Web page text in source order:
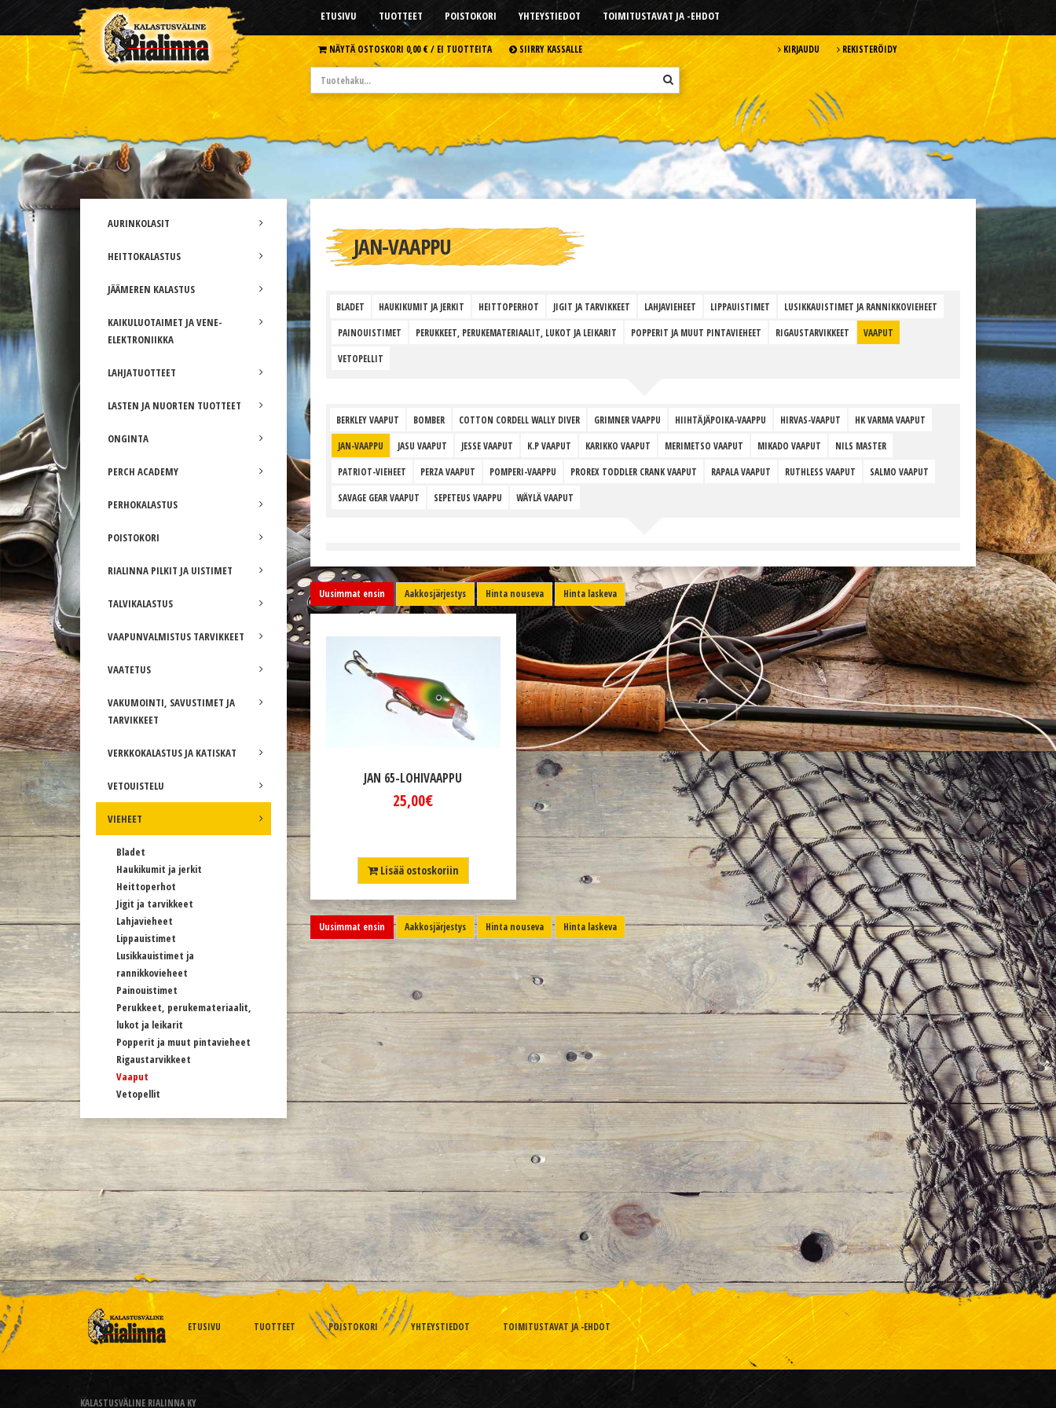
ETUSIVU TUOTTEET POISTOKORI YHTEYSTIEDOT TOIMITUSTAVAT JA -EHDOT
NÄYTÄ OSTOSKORI 0,00 € /EI TUOTTEITA SIIRRY KASSALLE KIRJAUDU REKISTERÖIDY
AURINKOLASIT
HEITTOKALASTUS
JÄÄMEREN KALASTUS
KAIKULUOTAIMET JA VENE-
ELEKTRONIIKKA
LAHJATUOTTEET
LASTEN JA NUORTEN TUOTTEET
ONGINTA
PERCH ACADEMY
PERHOKALASTUS
POISTOKORI
RIALINNA PILKIT JA UISTIMET
TALVIKALASTUS
VAAPUNVALMISTUS TARVIKKEET
VAATETUS
VAKUMOINTI, SAVUSTIMET JA
TARVIKKEET
VERKKOKALASTUS JA KATISKAT
VETOUISTELU
VIEHEET
Bladet
Haukikumit ja jerkit
Heittoperhot
Jigit ja tarvikkeet
Lahjavieheet
Lippauistimet
Lusikkauistimet ja
rannikkovieheet
Painouistimet
Perukkeet, perukemateriaalit,
lukot ja leikarit
Popperit ja muut pintavieheet
Rigaustarvikkeet
Vaaput
Vetopellit
JAN-VAAPPU
BLADET HAUKIKUMIT JA JERKIT HEITTOPERHOT JIGIT JA TARVIKKEET LAHJAVIEHEET LIPPAUISTIMET LUSIKKAUISTIMET JA RANNIKKOVIEHEET
PAINOUISTIMET PERUKKEET, PERUKEMATERIAALIT, LUKOT JA LEIKARIT POPPERIT JA MUUT PINTAVIEHEET RIGAUSTARVIKKEET VAAPUT
VETOPELLIT
BERKLEY VAAPUT BOMBER COTTON CORDELL WALLY DIVER GRIMNER VAAPPU HIIHTÄJÄPOIKA-VAAPPU HIRVAS-VAAPUT HK VARMA VAAPUT
JAN-VAAPPU JASU VAAPUT JESSE VAAPUT K.P VAAPUT KARIKKO VAAPUT MERIMETSO VAAPUT MIKADO VAAPUT NILS MASTER
PATRIOT-VIEHEET PERZA VAAPUT POMPERI-VAAPPU PROREX TODDLER CRANK VAAPUT RAPALA VAAPUT RUTHLESS VAAPUT SALMO VAAPUT
SAVAGE GEAR VAAPUT SEPETEUS VAAPPU WÄYLÄ VAAPUT
Uusimmat ensin Aakkosjärjestys Hinta nouseva Hinta laskeva
JAN 65-LOHIVAAPPU
25,00€
Lisää ostoskoriin
Uusimmat ensin Aakkosjärjestys Hinta nouseva Hinta laskeva
ETUSIVU TUOTTEET POISTOKORI YHTEYSTIEDOT TOIMITUSTAVAT JA -EHDOT
KALASTUSVÄLINE RIALINNA KY